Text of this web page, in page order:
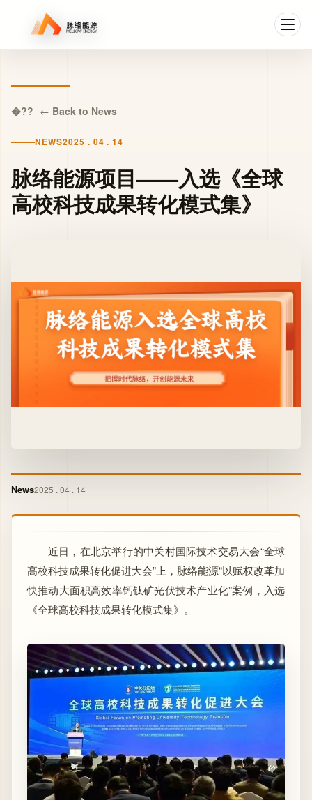
← Back to News
NEWS2025 . 04 . 14
脉络能源项目——入选《全球
高校科技成果转化模式集》
News2025 . 04 . 14
近日，在北京举行的中关村国际技术交易大会“全球
高校科技成果转化促进大会”上，脉络能源“以赋权改革加
快推动大面积高效率钙钛矿光伏技术产业化”案例，入选
《全球高校科技成果转化模式集》。